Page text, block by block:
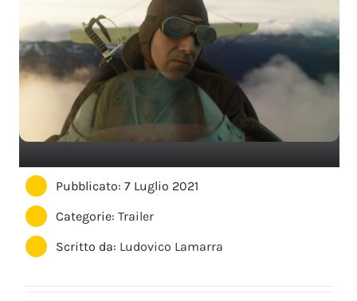
Pubblicato: 7 Luglio 2021
Categorie:Trailer
Scritto da: Ludovico Lamarra